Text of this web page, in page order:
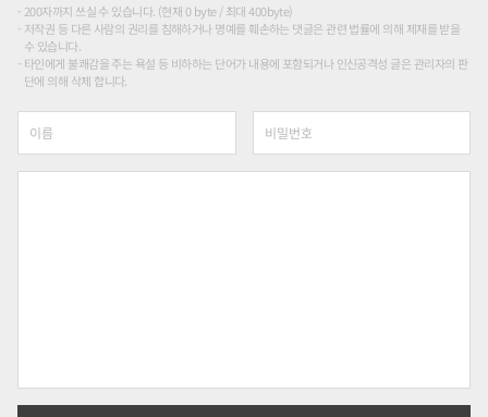
200자까지 쓰실 수 있습니다. (현재 0 byte / 최대 400byte)
저작권 등 다른 사람의 권리를 침해하거나 명예를 훼손하는 댓글은 관련 법률에 의해 제재를 받을
수 있습니다.
타인에게 불쾌감을 주는 욕설 등 비하하는 단어가 내용에 포함되거나 인신공격성 글은 관리자의 판
단에 의해 삭제 합니다.